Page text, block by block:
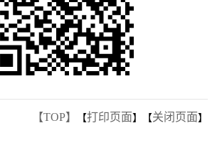
【TOP】 【打印页面】【关闭页面】